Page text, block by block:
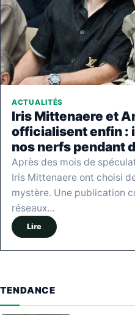
ACTUALITÉS
Iris Mittenaere et
officialisent enfin :
nos nerfs pendant
Après des mois de
Iris Mittenaere ont choisi
mystère. Une publication
réseaux…
Lire
TENDANCE